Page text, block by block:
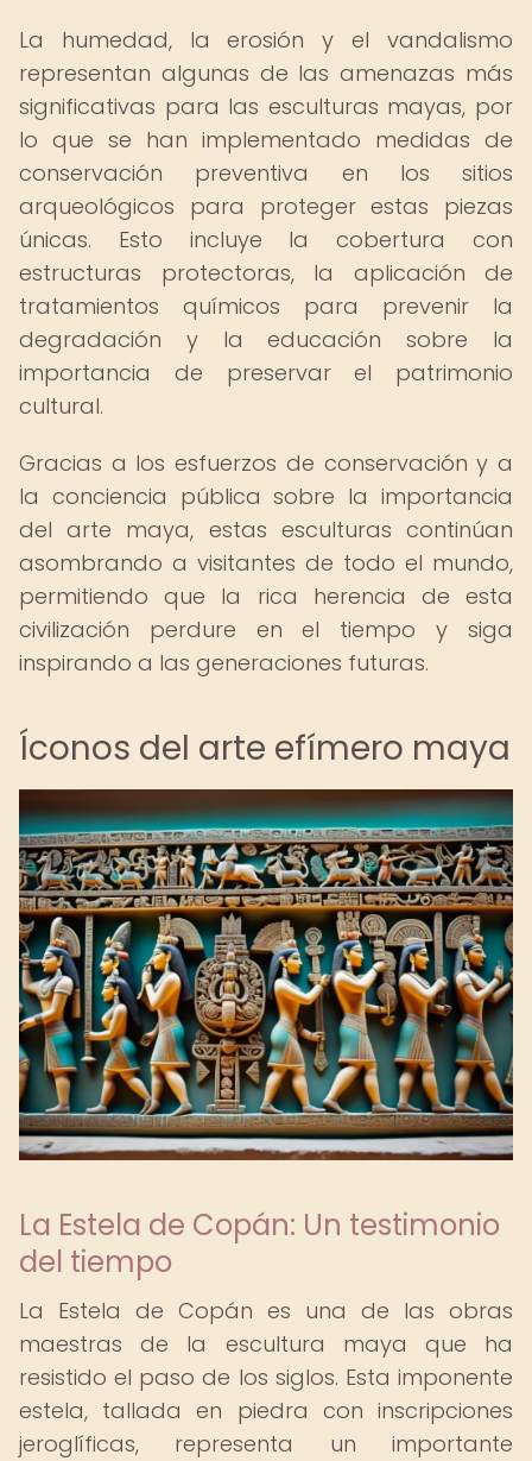
La humedad, la erosión y el vandalismo
representan algunas de las amenazas más
significativas para las esculturas mayas, por
lo que se han implementado medidas de
conservación preventiva en los sitios
arqueológicos para proteger estas piezas
únicas. Esto incluye la cobertura con
estructuras protectoras, la aplicación de
tratamientos químicos para prevenir la
degradación y la educación sobre la
importancia de preservar el patrimonio
cultural.
Gracias a los esfuerzos de conservación y a
la conciencia pública sobre la importancia
del arte maya, estas esculturas continúan
asombrando a visitantes de todo el mundo,
permitiendo que la rica herencia de esta
civilización perdure en el tiempo y siga
inspirando a las generaciones futuras.
Íconos del arte efímero maya
La Estela de Copán: Un testimonio
del tiempo
La Estela de Copán es una de las obras
maestras de la escultura maya que ha
resistido el paso de los siglos. Esta imponente
estela, tallada en piedra con inscripciones
jeroglíficas, representa un importante